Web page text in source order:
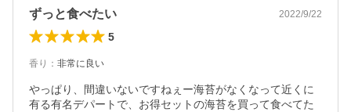
ずっと食べたい 2022/9/22
5
香り ： 非常に良い
やっぱり、間違いないですねぇー海苔がなくなって近くに
有る有名デパートで、お得セットの海苔を買って食べてた